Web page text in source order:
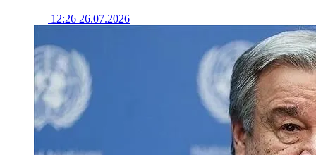
12:26 26.07.2026